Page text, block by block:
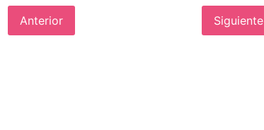
Anterior Siguiente